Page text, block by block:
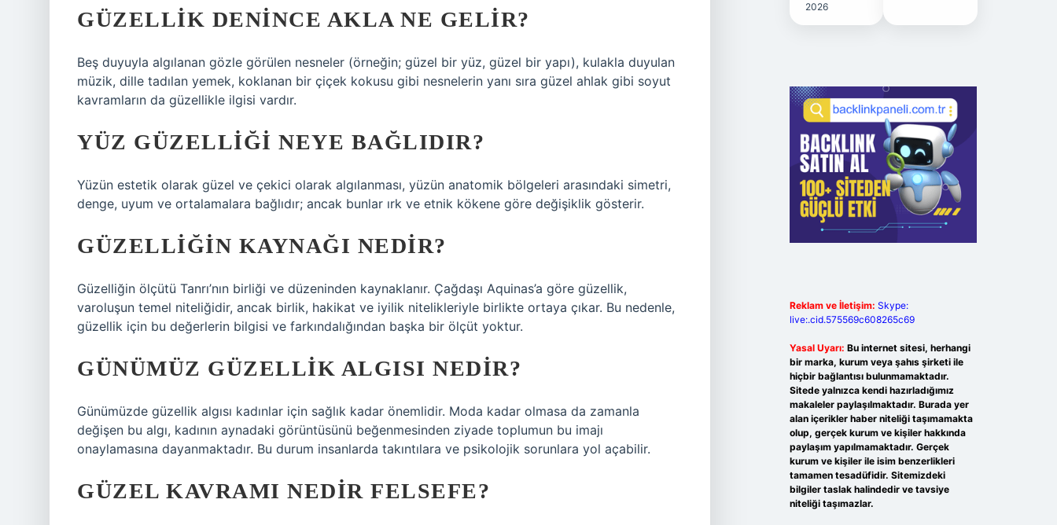
GÜZELLIK DENINCE AKLA NE GELIR?
Beş duyuyla algılanan gözle görülen nesneler (örneğin; güzel bir yüz, güzel bir yapı), kulakla duyulan
müzik, dille tadılan yemek, koklanan bir çiçek kokusu gibi nesnelerin yanı sıra güzel ahlak gibi soyut
kavramların da güzellikle ilgisi vardır.
YÜZ GÜZELLIĞI NEYE BAĞLIDIR?
Yüzün estetik olarak güzel ve çekici olarak algılanması, yüzün anatomik bölgeleri arasındaki simetri,
denge, uyum ve ortalamalara bağlıdır; ancak bunlar ırk ve etnik kökene göre değişiklik gösterir.
GÜZELLIĞIN KAYNAĞI NEDIR?
Güzelliğin ölçütü Tanrı’nın birliği ve düzeninden kaynaklanır. Çağdaşı Aquinas’a göre güzellik,
varoluşun temel niteliğidir, ancak birlik, hakikat ve iyilik nitelikleriyle birlikte ortaya çıkar. Bu nedenle,
güzellik için bu değerlerin bilgisi ve farkındalığından başka bir ölçüt yoktur.
GÜNÜMÜZ GÜZELLIK ALGISI NEDIR?
Günümüzde güzellik algısı kadınlar için sağlık kadar önemlidir. Moda kadar olmasa da zamanla
değişen bu algı, kadının aynadaki görüntüsünü beğenmesinden ziyade toplumun bu imajı
onaylamasına dayanmaktadır. Bu durum insanlarda takıntılara ve psikolojik sorunlara yol açabilir.
GÜZEL KAVRAMI NEDIR FELSEFE?
2026
Reklam ve İletişim: Skype:
live:.cid.575569c608265c69
Yasal Uyarı: Bu internet sitesi, herhangi
bir marka, kurum veya şahıs şirketi ile
hiçbir bağlantısı bulunmamaktadır.
Sitede yalnızca kendi hazırladığımız
makaleler paylaşılmaktadır. Burada yer
alan içerikler haber niteliği taşımamakta
olup, gerçek kurum ve kişiler hakkında
paylaşım yapılmamaktadır. Gerçek
kurum ve kişiler ile isim benzerlikleri
tamamen tesadüfidir. Sitemizdeki
bilgiler taslak halindedir ve tavsiye
niteliği taşımazlar.